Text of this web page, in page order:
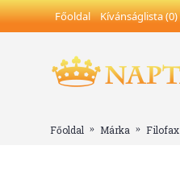
Főoldal Kívánságlista (0)
Főoldal Márka Filofax